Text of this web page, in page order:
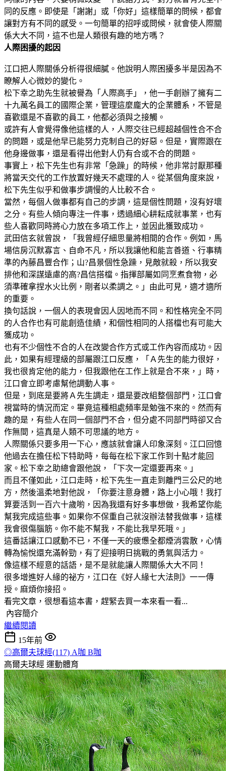
同的反應。即使是「謝謝」或「你好」這樣簡單的問候，都會
讓對方有不同的感受。一句簡單的招呼或問候，就會使人際關
係大大不同，這不也是人類很有趣的地方嗎？
人際困擾的起因
江口把人際關係分析得很細膩。他說明人際困擾多半是因為不
瞭解人心微妙的變化。
松下幸之助先生就被譽為「人際高手」，他一手創辦了擁有二
十九萬名員工的國際企業，管理這麼龐大的企業體系，不管是
喜歡還是不喜歡的員工，他都必須與之接觸。
或許有人會覺得像他這樣的人，人際交往已經超越個性合不合
的問題，或是他早已能努力克制自己的好惡。但是，實際跟在
他身邊做事，還是看得出他對人仍有合或不合的問題。
事實上，松下先生也有非常「急躁」的時候，他非常討厭那種
將當天交代的工作放置好幾天不處理的人。從某個角度來說，
松下先生似乎和做事步調慢的人比較不合。
當然，每個人做事都有自己的步調，這是個性問題，沒有好壞
之分。有些人傾向專注一件事，透過細心耕耘成就事業，也有
些人喜歡同時將心力放在多項工作上，並因此獲致成功。
武田信玄就曾說，「我曾經仔細思量將相間的合作。例如，馬
場信房沉默寡言、自命不凡，所以我讓他和能言善道、行事精
準的內藤昌豐合作；山?昌景個性急躁，見敵就殺，所以我安
排他和深謀遠慮的高?昌信搭檔。指揮部屬如同烹煮食物，必
須準確拿捏水火比例，剛者以柔調之。」由此可見，適才適所
的重要。
換句話說，一個人的表現會因人因地而不同。和性格完全不同
的人合作也有可能創造佳績，和個性相同的人搭檔也有可能大
獲成功。
也有不少個性不合的人在改變合作方式或工作內容而成功。因
此，如果有經理級的部屬跟江口反應，「Ａ先生的能力很好，
我也很肯定他的能力，但我跟他在工作上就是合不來，」時，
江口會立即考慮幫他調動人事。
但是，到底是要將Ａ先生調走，還是要改組整個部門，江口會
視當時的情況而定。畢竟這種相處頻率是勉強不來的。然而有
趣的是，有些人在同一個部門不合，但分處不同部門時卻又合
作無間，這真是人類不可思議的地方。
人際關係只要多用一下心，應該就會讓人印象深刻。江口回憶
他過去在擔任松下特助時，每每在松下家工作到十點才能回
家。松下幸之助總會跟他說，「下次一定還要再來。」
而且不僅如此，江口走時，松下先生一直走到離門三公尺的地
方，然後溫柔地對他說，「你要注意身體，路上小心哦！我打
算要活到一百六十歲喲，因為我還有好多事想做，我希望你能
幫我完成這些事。如果你不保重自己就沒辦法替我做事，這樣
我會很傷腦筋。你不能不幫我，不能比我早死哦。」
這番話讓江口感動不已，不僅一天的疲憊全都煙消雲散，心情
轉為愉悅還充滿幹勁，有了迎接明日挑戰的勇氣與活力。
像這樣不經意的話語，是不是就能讓人際關係大大不同！
很多增進好人緣的祕方，江口在《好人緣七大法則》一一傳
授。麻煩你接招。
看完文章，很想看這本書，趕緊去買一本來看一看...
內容簡介
繼續閱讀
15年前
◎高爾夫球經(117) A咖 B咖
高爾夫球經 運動體育